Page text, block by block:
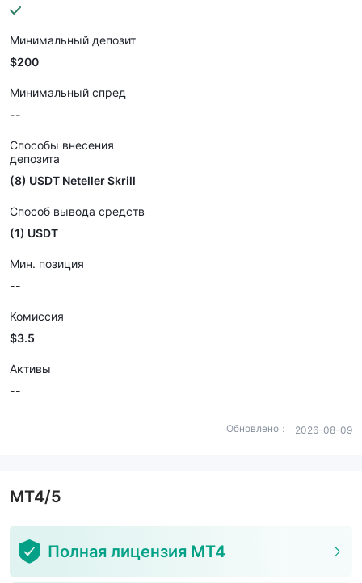
Минимальный депозит
$200
Минимальный спред
--
Способы внесения
депозита
(8) USDT Neteller Skrill
Способ вывода средств
(1) USDT
Мин. позиция
--
Комиссия
$3.5
Активы
--
Обновлено： 2026-08-09
MT4/5
Полная лицензия MT4